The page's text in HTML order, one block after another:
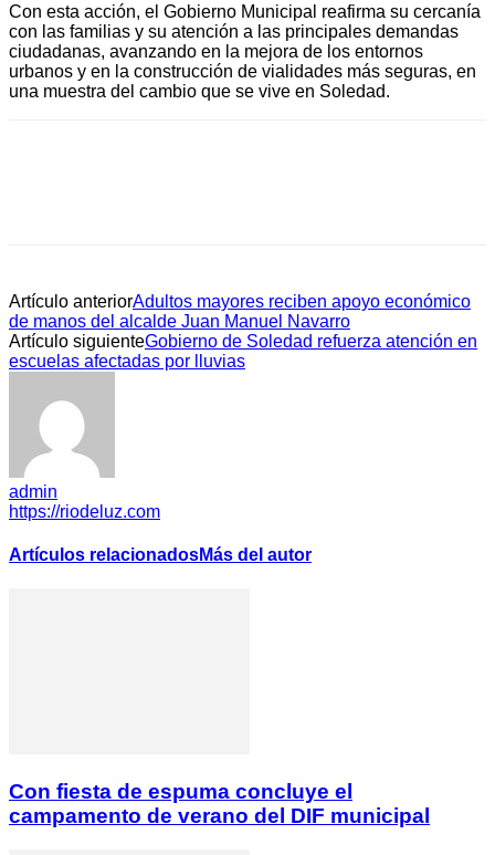
Con esta acción, el Gobierno Municipal reafirma su cercanía
con las familias y su atención a las principales demandas
ciudadanas, avanzando en la mejora de los entornos
urbanos y en la construcción de vialidades más seguras, en
una muestra del cambio que se vive en Soledad.
Artículo anteriorAdultos mayores reciben apoyo económico
de manos del alcalde Juan Manuel Navarro
Artículo siguienteGobierno de Soledad refuerza atención en
escuelas afectadas por lluvias
admin
https://riodeluz.com
Artículos relacionadosMás del autor
Con fiesta de espuma concluye el
campamento de verano del DIF municipal